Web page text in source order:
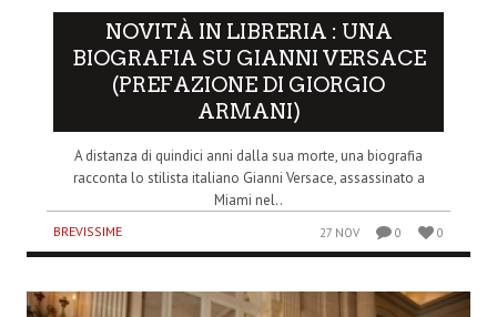
NOVITÀ IN LIBRERIA : UNA
BIOGRAFIA SU GIANNI VERSACE
(PREFAZIONE DI GIORGIO
ARMANI)
A distanza di quindici anni dalla sua morte, una biografia
racconta lo stilista italiano Gianni Versace, assassinato a
Miami nel..
BREVISSIME 27 NOV 0 0